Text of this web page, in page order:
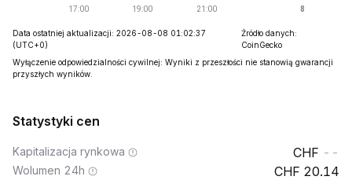
Data ostatniej aktualizacji: 2026-08-08 01:02:37
(UTC+0)
Źródło danych:
CoinGecko
Wyłączenie odpowiedzialności cywilnej: Wyniki z przeszłości nie stanowią gwarancji
przyszłych wyników.
Statystyki cen
Kapitalizacja rynkowa --
Wolumen 24h 20.14